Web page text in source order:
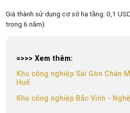
Giá thành sử dụng cơ sở hạ tầng: 0,1
trong 6 năm).
=>>> Xem thêm:
Khu công nghiệp Sài Gòn Chân
Huế
Khu công nghiệp Bắc Vinh -